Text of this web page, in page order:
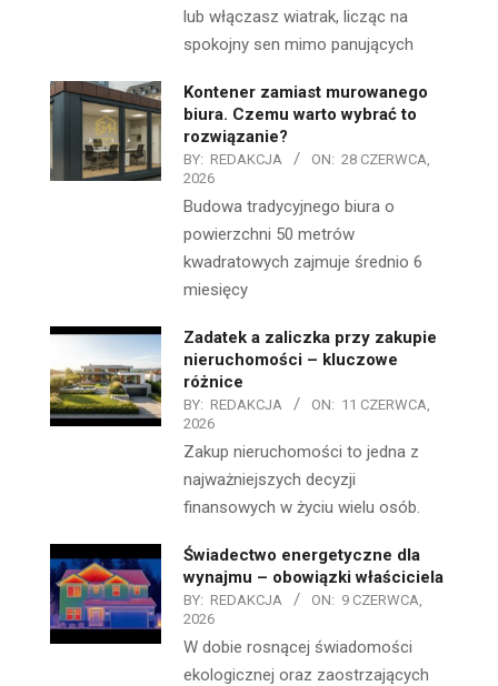
lub włączasz wiatrak, licząc na
spokojny sen mimo panujących
Kontener zamiast murowanego
biura. Czemu warto wybrać to
rozwiązanie?
BY: REDAKCJA ON: 28 CZERWCA,
2026
Budowa tradycyjnego biura o
powierzchni 50 metrów
kwadratowych zajmuje średnio 6
miesięcy
Zadatek a zaliczka przy zakupie
nieruchomości – kluczowe
różnice
BY: REDAKCJA ON: 11 CZERWCA,
2026
Zakup nieruchomości to jedna z
najważniejszych decyzji
finansowych w życiu wielu osób.
Świadectwo energetyczne dla
wynajmu – obowiązki właściciela
BY: REDAKCJA ON: 9 CZERWCA,
2026
W dobie rosnącej świadomości
ekologicznej oraz zaostrzających